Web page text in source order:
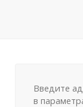
Введите
в